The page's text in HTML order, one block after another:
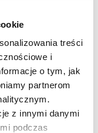
treści
i
o tym, jak
partnerom
z innymi danymi
podczas
kapliczka
LED – Czarna Krzyż
w Pokoju (26 cm)
179,00 zł
zł.
zł
zł.